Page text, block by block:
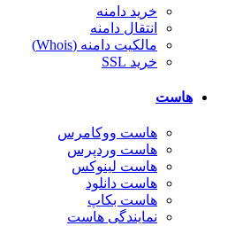
خرید دامنه
انتقال دامنه
مالکیت دامنه (Whois)
خرید SSL
هاست
هاست ووکامرس
هاست وردپرس
هاست لینوکس
هاست دانلود
هاست بکاپ
نمایندگی هاست